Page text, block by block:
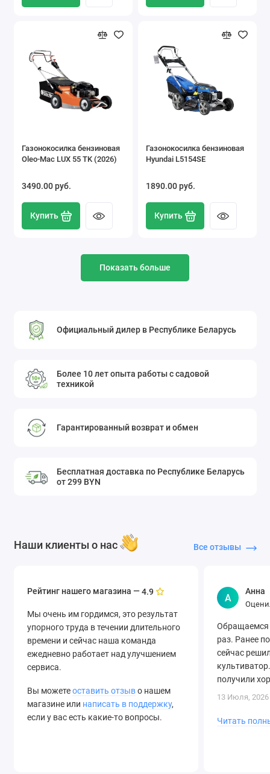
Газонокосилка бензиновая
Oleo-Mac LUX 55 TK (2026)
3490.00 pуб.
Купить
Газонокосилка бензиновая
Hyundai L5154SE
1890.00 pуб.
Купить
Показать больше
Официальный дилер в Республике Беларусь
Более 10 лет опыта работы с садовой
техникой
Гарантированный возврат и обмен
Бесплатная доставка по Республике Беларусь
от 299 BYN
Наши клиенты о нас Все отзывы
Рейтинг нашего магазина —4.9
Мы очень им гордимся, это результат
упорного труда в течении длительного
времени и сейчас наша команда
ежедневно работает над улучшением
сервиса.
Вы можетеоставить отзыво нашем
магазине или написать в поддержку,
если у вас есть какие-то вопросы.
А
Анна
Обращаемся
раз. Ранее
сейчас
получили
быструю
13 Июля, 2026
Читать